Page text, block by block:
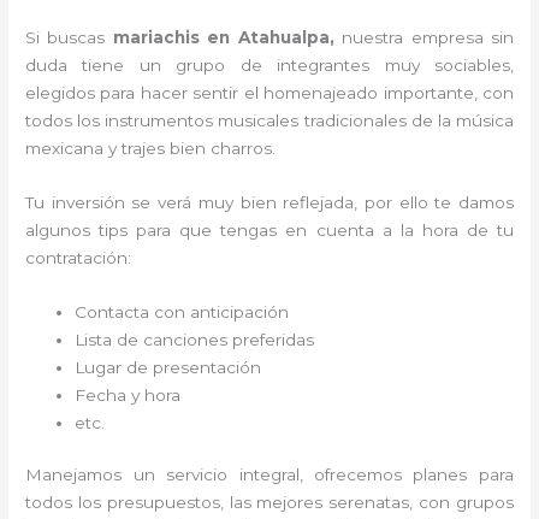
Si buscas mariachis en Atahualpa, nuestra empresa sin
duda tiene un grupo de integrantes muy sociables,
elegidos para hacer sentir el homenajeado importante, con
todos los instrumentos musicales tradicionales de la música
mexicana y trajes bien charros.
Tu inversión se verá muy bien reflejada, por ello te damos
algunos tips para que tengas en cuenta a la hora de tu
contratación:
Contacta con anticipación
Lista de canciones preferidas
Lugar de presentación
Fecha y hora
etc.
Manejamos un servicio integral, ofrecemos planes para
todos los presupuestos, las mejores serenatas, con grupos